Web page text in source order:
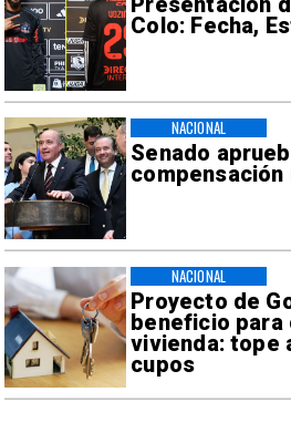
Colo: Fecha,
Senado
compensación
NACIONAL
Proyecto de
beneficio
vivienda: tope
cupos
NACIONAL